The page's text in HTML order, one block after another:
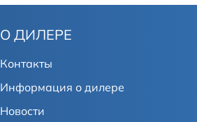
О ДИЛЕРЕ
Контакты
Информация о дилере
Новости